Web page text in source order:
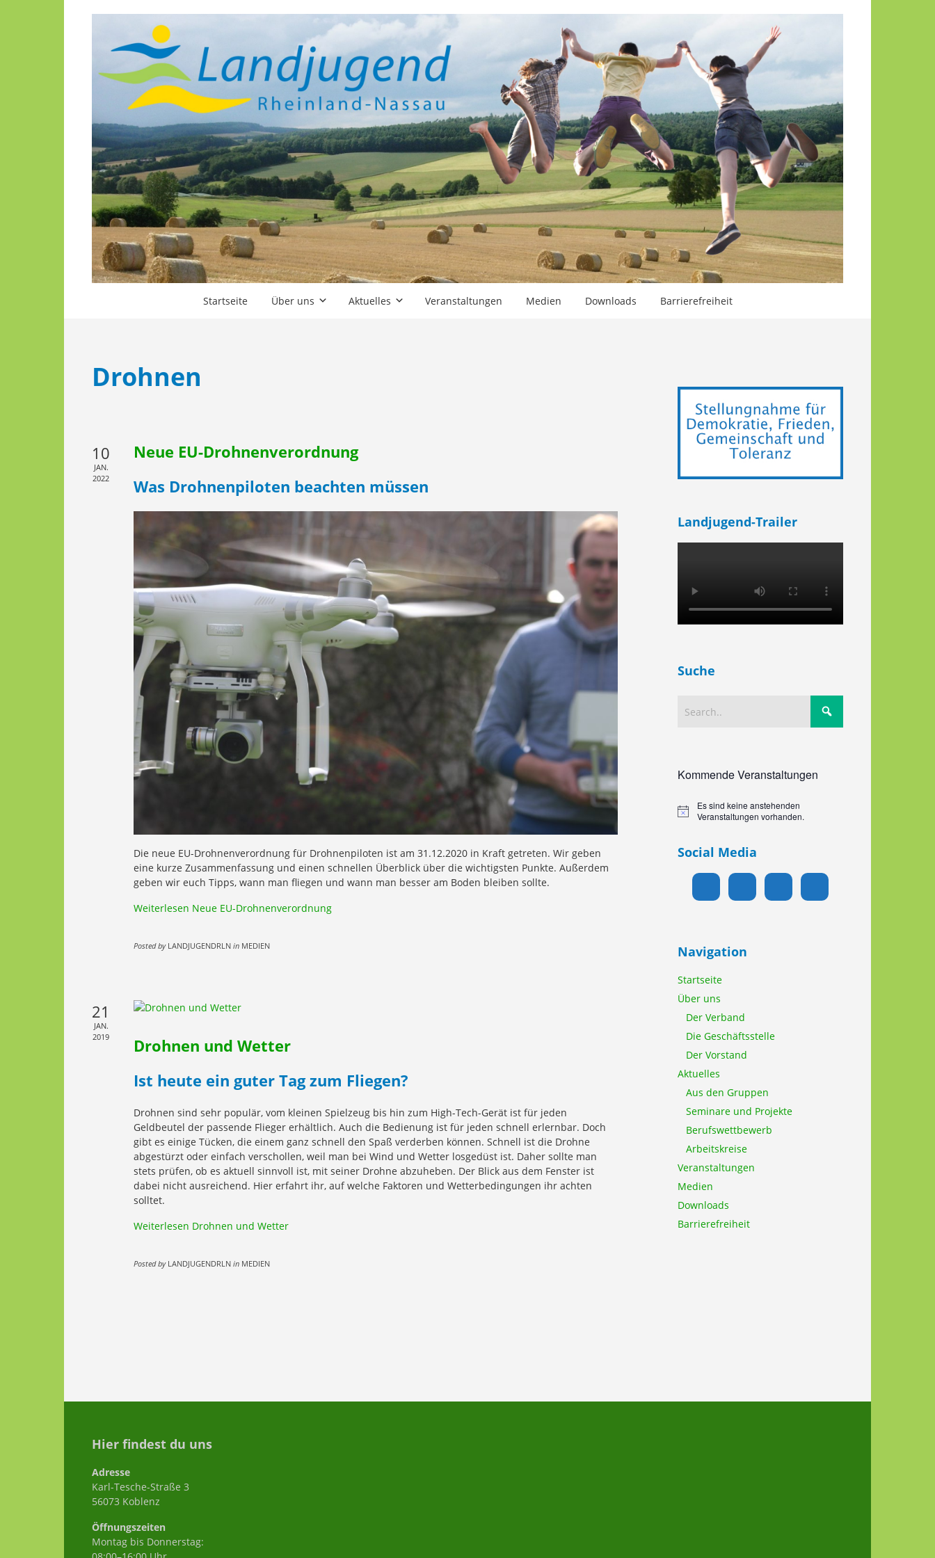
Startseite Über uns Aktuelles Veranstaltungen Medien Downloads Barrierefreiheit
Drohnen
10
JAN.
2022
Neue EU-Drohnenverordnung
Was Drohnenpiloten beachten müssen
Die neue EU-Drohnenverordnung für Drohnenpiloten ist am 31.12.2020 in Kraft getreten. Wir geben
eine kurze Zusammenfassung und einen schnellen Überblick über die wichtigsten Punkte. Außerdem
geben wir euch Tipps, wann man fliegen und wann man besser am Boden bleiben sollte.
Weiterlesen Neue EU-Drohnenverordnung
Posted by LANDJUGENDRLN in MEDIEN
21
JAN.
2019
Drohnen und Wetter
Ist heute ein guter Tag zum Fliegen?
Drohnen sind sehr populär, vom kleinen Spielzeug bis hin zum High-Tech-Gerät ist für jeden
Geldbeutel der passende Flieger erhältlich. Auch die Bedienung ist für jeden schnell erlernbar. Doch
gibt es einige Tücken, die einem ganz schnell den Spaß verderben können. Schnell ist die Drohne
abgestürzt oder einfach verschollen, weil man bei Wind und Wetter losgedüst ist. Daher sollte man
stets prüfen, ob es aktuell sinnvoll ist, mit seiner Drohne abzuheben. Der Blick aus dem Fenster ist
dabei nicht ausreichend. Hier erfahrt ihr, auf welche Faktoren und Wetterbedingungen ihr achten
solltet.
Weiterlesen Drohnen und Wetter
Posted by LANDJUGENDRLN in MEDIEN
Landjugend-Trailer
Suche
Kommende Veranstaltungen
Hinweis
Es sind keine anstehenden
Veranstaltungen vorhanden.
Social Media
Navigation
Startseite
Über uns
Der Verband
Die Geschäftsstelle
Der Vorstand
Aktuelles
Aus den Gruppen
Seminare und Projekte
Berufswettbewerb
Arbeitskreise
Veranstaltungen
Medien
Downloads
Barrierefreiheit
Hier findest du uns
Adresse
Karl-Tesche-Straße 3
56073 Koblenz
Öffnungszeiten
Montag bis Donnerstag: